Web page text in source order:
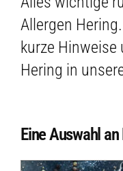
Allergen
kurze
Hering in
Eine Auswahl